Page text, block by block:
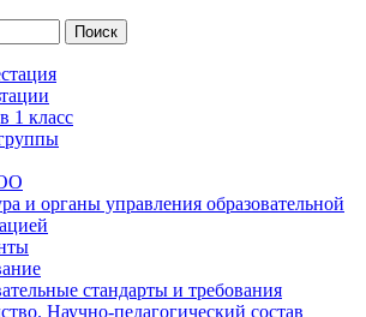
Поиск
1 класс
и органы управления образовательной
стандарты и требования
Научно-педагогический состав